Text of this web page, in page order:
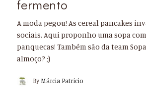
fermento
A moda pegou! As cereal pancakes
sociais. Aqui proponho uma sopa
panquecas! Também são da team
almoço? ⁣;)
By Márcia Patrício